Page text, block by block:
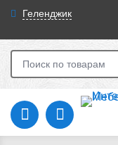
Геленджик